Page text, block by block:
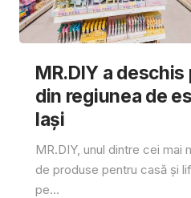
MR.DIY a
din regiunea de
Iași
MR.DIY, unul dintre cei mai
de produse pentru casă și
pe...